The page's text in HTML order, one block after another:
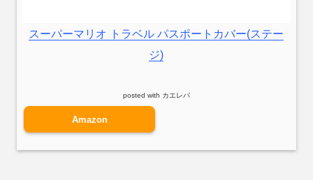
スーパーマリオ トラベル パスポートカバー(ステー
ジ)
posted with カエレバ
Amazon